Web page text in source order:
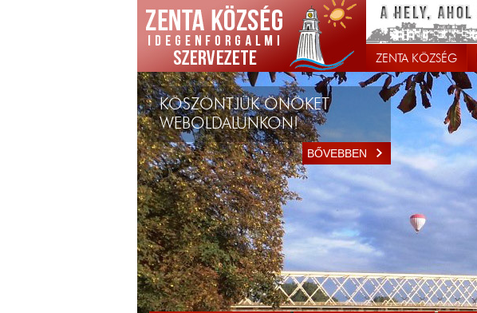
ZENTA KÖZSÉG
KÖSZÖNTJÜK ÖNÖKET
WEBOLDALUNKON!
BŐVEBBEN